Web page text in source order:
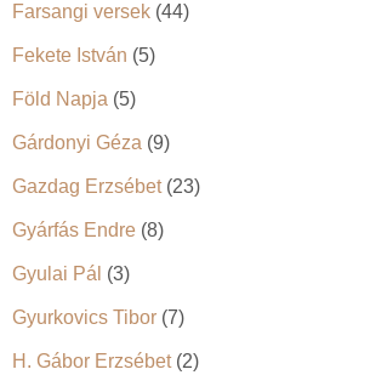
Farsangi versek (44)
Fekete István (5)
Föld Napja (5)
Gárdonyi Géza (9)
Gazdag Erzsébet(23)
Gyárfás Endre (8)
Gyulai Pál (3)
Gyurkovics Tibor (7)
H. Gábor Erzsébet(2)